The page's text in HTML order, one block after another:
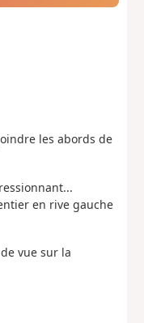
les abords de
en rive gauche
vue sur la